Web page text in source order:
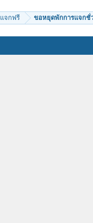
แจกฟรี ขอหยุดพักการแจกชั่